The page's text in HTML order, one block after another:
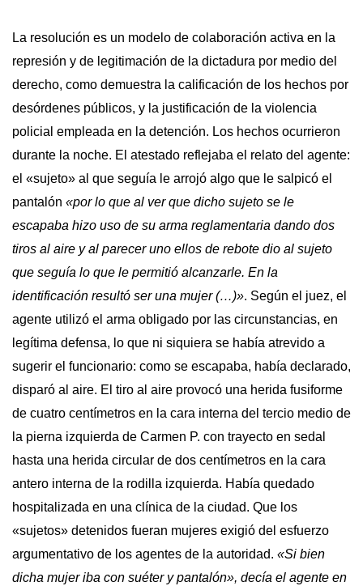
La resolución es un modelo de colaboración activa en la
represión y de legitimación de la dictadura por medio del
derecho, como demuestra la calificación de los hechos por
desórdenes públicos, y la justificación de la violencia
policial empleada en la detención. Los hechos ocurrieron
durante la noche. El atestado reflejaba el relato del agente:
el «sujeto» al que seguía le arrojó algo que le salpicó el
pantalón «por lo que al ver que dicho sujeto se le
escapaba hizo uso de su arma reglamentaria dando dos
tiros al aire y al parecer uno ellos de rebote dio al sujeto
que seguía lo que le permitió alcanzarle. En la
identificación resultó ser una mujer (…)». Según el juez, el
agente utilizó el arma obligado por las circunstancias, en
legítima defensa, lo que ni siquiera se había atrevido a
sugerir el funcionario: como se escapaba, había declarado,
disparó al aire. El tiro al aire provocó una herida fusiforme
de cuatro centímetros en la cara interna del tercio medio de
la pierna izquierda de Carmen P. con trayecto en sedal
hasta una herida circular de dos centímetros en la cara
antero interna de la rodilla izquierda. Había quedado
hospitalizada en una clínica de la ciudad. Que los
«sujetos» detenidos fueran mujeres exigió del esfuerzo
argumentativo de los agentes de la autoridad. «Si bien
dicha mujer iba con suéter y pantalón», decía el agente en